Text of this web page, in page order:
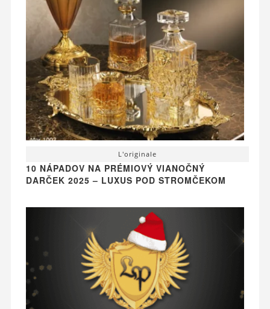
L'originale
10 NÁPADOV NA PRÉMIOVÝ VIANOČNÝ
DARČEK 2025 – LUXUS POD STROMČEKOM